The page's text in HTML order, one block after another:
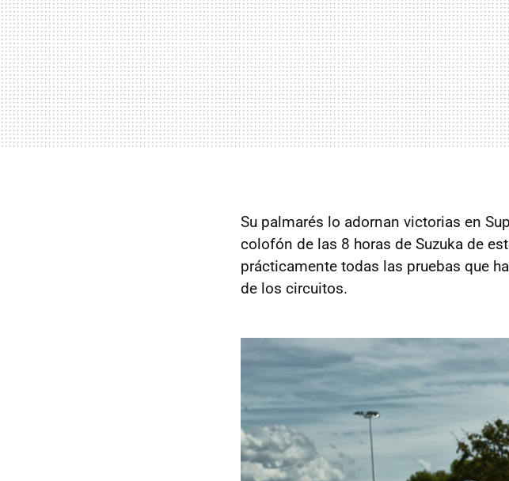
Su palmarés lo adornan victorias en
colofón de las 8 horas de Suzuka de
prácticamente todas las pruebas que
de los circuitos.